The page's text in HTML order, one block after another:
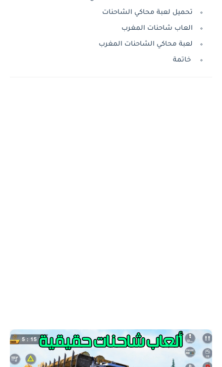
تحميل لعبة محاكي الشاحنات
العاب شاحنات المغرب
لعبة محاكي الشاحنات المغرب
خاتمة